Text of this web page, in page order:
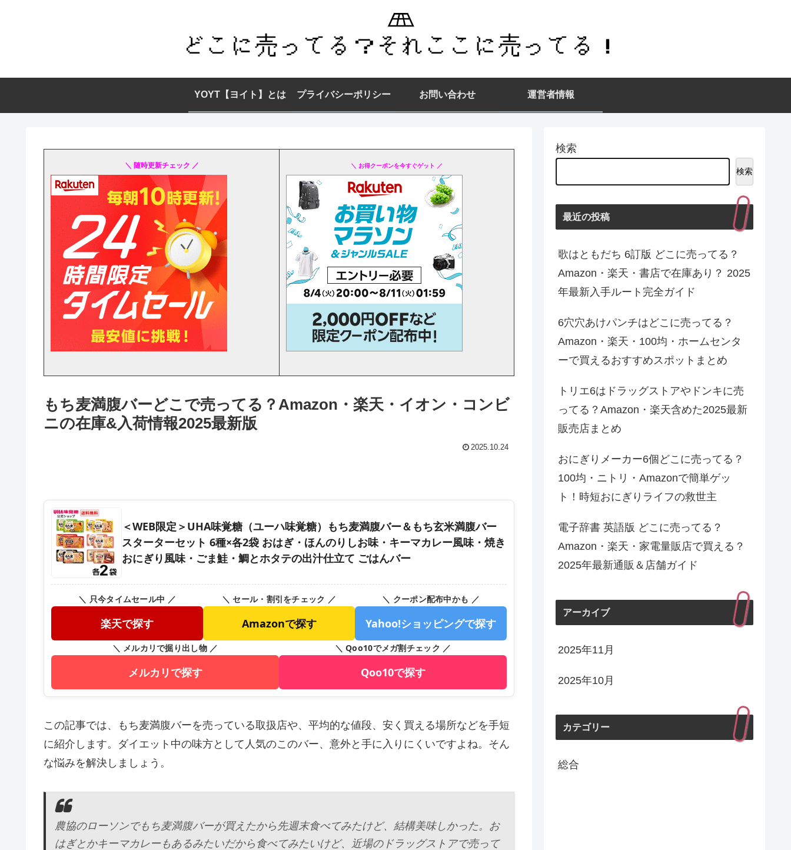
YOYT【ヨイト】とは プライバシーポリシー お問い合わせ 運営者情報
＼ 随時更新チェック ／ ＼ お得クーポンを今すぐゲット ／
もち麦満腹バーどこで売ってる？Amazon・楽天・イオン・コンビ
ニの在庫&入荷情報2025最新版
2025.10.24
＜WEB限定＞UHA味覚糖（ユーハ味覚糖）もち麦満腹バー＆もち玄米満腹バー
スターターセット 6種×各2袋 おはぎ・ほんのりしお味・キーマカレー風味・焼き
おにぎり風味・ごま鮭・鯛とホタテの出汁仕立て ごはんバー
＼ 只今タイムセール中 ／
楽天で探す
＼ セール・割引をチェック ／
Amazonで探す
＼ クーポン配布中かも ／
Yahoo!ショッピングで探す
＼ メルカリで掘り出し物 ／
メルカリで探す
＼ Qoo10でメガ割チェック ／
Qoo10で探す
この記事では、もち麦満腹バーを売っている取扱店や、平均的な値段、安く買える場所などを手短
に紹介します。ダイエット中の味方として人気のこのバー、意外と手に入りにくいですよね。そん
な悩みを解決しましょう。
農協のローソンでもち麦満腹バーが買えたから先週末食べてみたけど、結構美味しかった。お
はぎとかキーマカレーもあるみたいだから食べてみたいけど、近場のドラッグストアで売って
検索
検索
最近の投稿
歌はともだち 6訂版 どこに売ってる？
Amazon・楽天・書店で在庫あり？ 2025
年最新入手ルート完全ガイド
6穴穴あけパンチはどこに売ってる？
Amazon・楽天・100均・ホームセンタ
ーで買えるおすすめスポットまとめ
トリエ6はドラッグストアやドンキに売
ってる？Amazon・楽天含めた2025最新
販売店まとめ
おにぎりメーカー6個どこに売ってる？
100均・ニトリ・Amazonで簡単ゲッ
ト！時短おにぎりライフの救世主
電子辞書 英語版 どこに売ってる？
Amazon・楽天・家電量販店で買える？
2025年最新通販＆店舗ガイド
アーカイブ
2025年11月
2025年10月
カテゴリー
総合